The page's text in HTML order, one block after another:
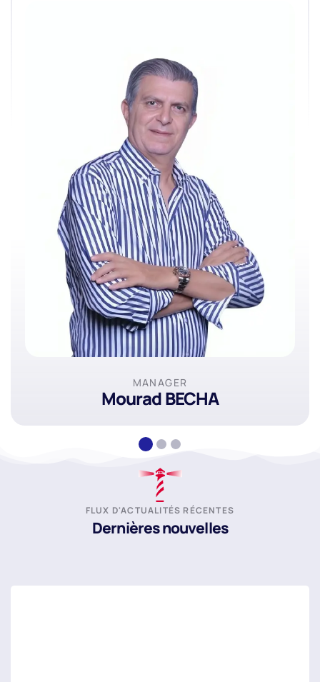
Mourad BECHA
MANAGER
FLUX D'ACTUALITÉS RÉCENTES
Dernières nouvelles